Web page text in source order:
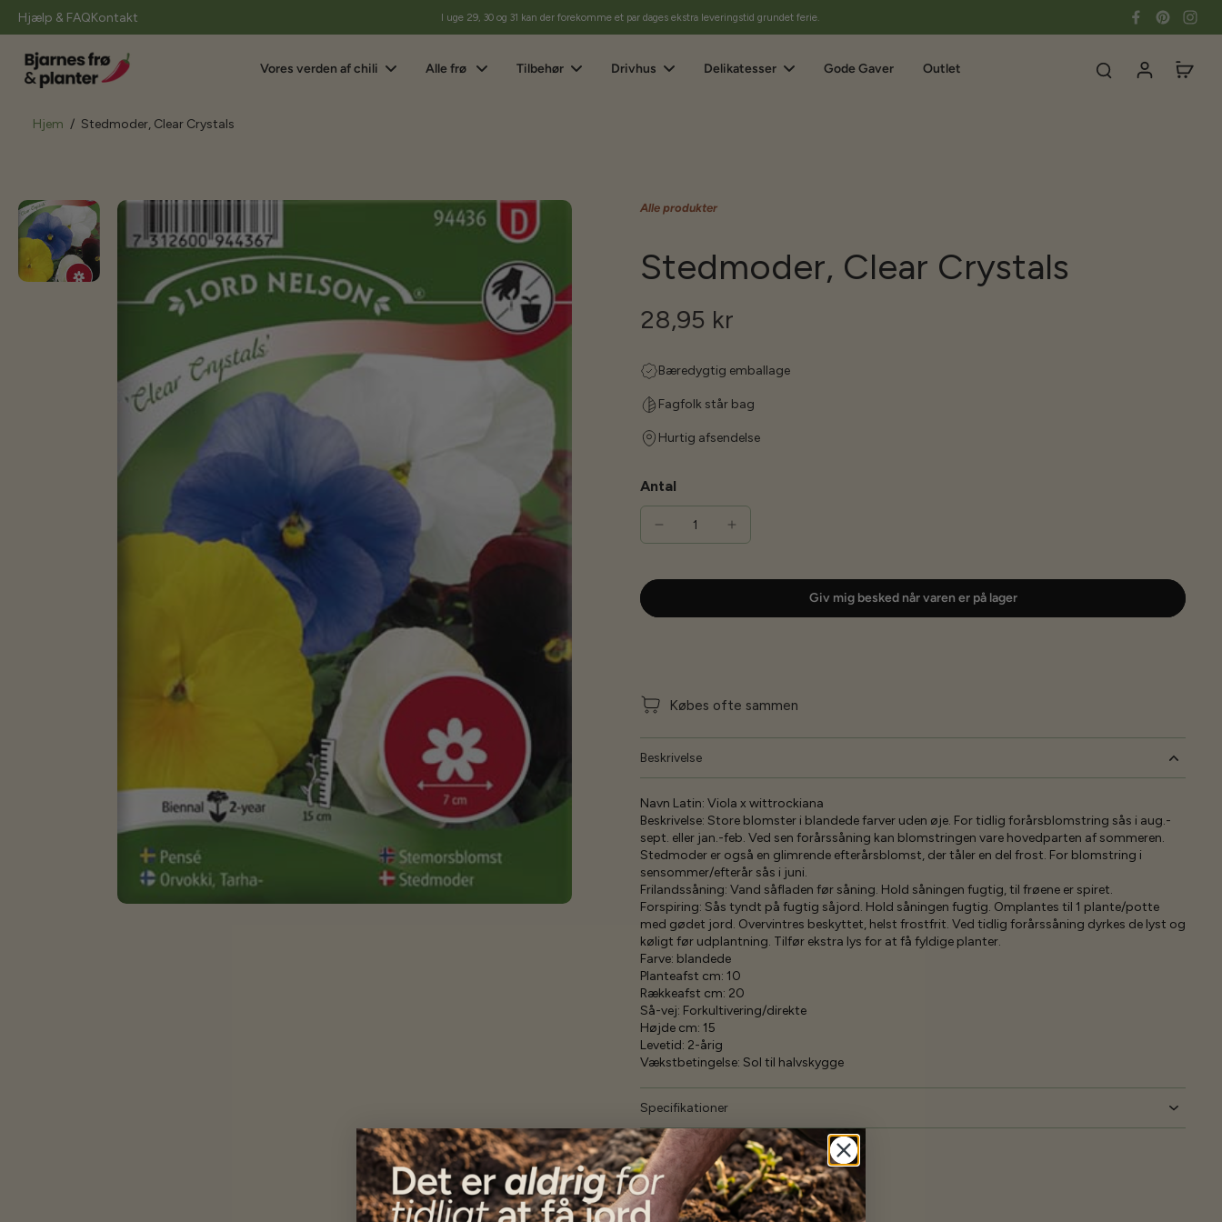
Hjælp & FAQKontakt I uge 29, 30 og 31 kan der forekomme et par dages ekstra leveringstid grundet ferie.
Vores verden af chili Alle frø Tilbehør Drivhus Delikatesser Gode Gaver Outlet
Hjem / Stedmoder, Clear Crystals
Gå
til
produktoplysninger
Alle produkter
Stedmoder, Clear Crystals
28,95 kr
Bæredygtig emballage
Fagfolk står bag
Hurtig afsendelse
Antal
Giv mig besked når varen er på lager
Købes ofte sammen
Beskrivelse
Navn Latin: Viola x wittrockiana
Beskrivelse: Store blomster i blandede farver uden øje. For tidlig forårsblomstring sås i aug.-
sept. eller jan.-feb. Ved sen forårssåning kan blomstringen vare hovedparten af sommeren.
Stedmoder er også en glimrende efterårsblomst, der tåler en del frost. For blomstring i
sensommer/efterår sås i juni.
Frilandssåning: Vand såfladen før såning. Hold såningen fugtig, til frøene er spiret.
Forspiring: Sås tyndt på fugtig såjord. Hold såningen fugtig. Omplantes til 1 plante/potte
med gødet jord. Overvintres beskyttet, helst frostfrit. Ved tidlig forårssåning dyrkes de lyst og
køligt før udplantning. Tilfør ekstra lys for at få fyldige planter.
Farve: blandede
Planteafst cm: 10
Rækkeafst cm: 20
Så-vej: Forkultivering/direkte
Højde cm: 15
Levetid: 2-årig
Vækstbetingelse: Sol til halvskygge
Specifikationer
Se mere af Alle produkter